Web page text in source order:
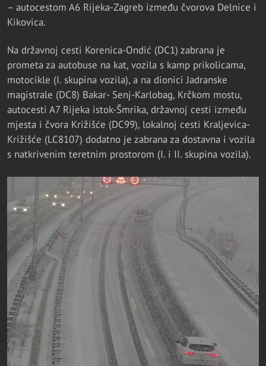
– autocestom A6 Rijeka-Zagreb između čvorova Delnice i
Kikovica.
Na državnoj cesti Korenica-Ondić (DC1) zabrana je
prometa za autobuse na kat, vozila s kamp prikolicama,
motocikle (I. skupina vozila), a na dionici Jadranske
magistrale (DC8) Bakar- Senj-Karlobag, Krčkom mostu,
autocesti A7 Rijeka istok-Šmrika, državnoj cesti između
mjesta i čvora Križišće (DC99), lokalnoj cesti Kraljevica-
Križišće (LC8107) dodatno je zabrana za dostavna i vozila
s natkrivenim teretnim prostorom (I. i II. skupina vozila).